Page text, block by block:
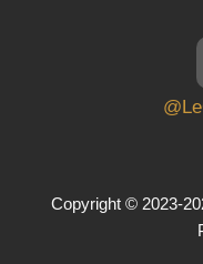
Copyright © 2023-